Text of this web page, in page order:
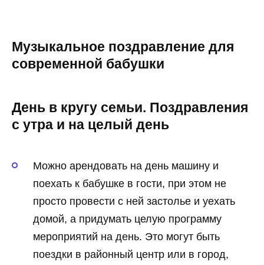
Музыкальное поздравление для
современной бабушки
День в кругу семьи. Поздравления
с утра и на целый день
Можно арендовать на день машину и
поехать к бабушке в гости, при этом не
просто провести с ней застолье и уехать
домой, а придумать целую программу
мероприятий на день. Это могут быть
поездки в районный центр или в город,